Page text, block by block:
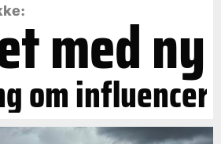
med ny
om influencer